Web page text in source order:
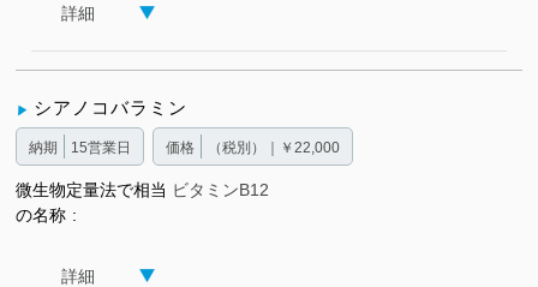
詳細
シアノコバラミン
納期 15営業日 価格 （税別）｜￥22,000
微生物定量法で相当
の名称
ビタミンB12
詳細